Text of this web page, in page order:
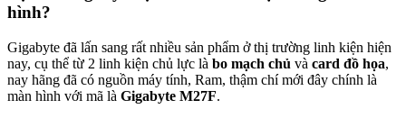
hình?
Gigabyte đã lấn sang rất nhiều sản phẩm ở thị trường linh kiện hiện
nay, cụ thể từ 2 linh kiện chủ lực là bo mạch chủ và card đồ họa,
nay hãng đã có nguồn máy tính, Ram, thậm chí mới đây chính là
màn hình với mã là Gigabyte M27F.